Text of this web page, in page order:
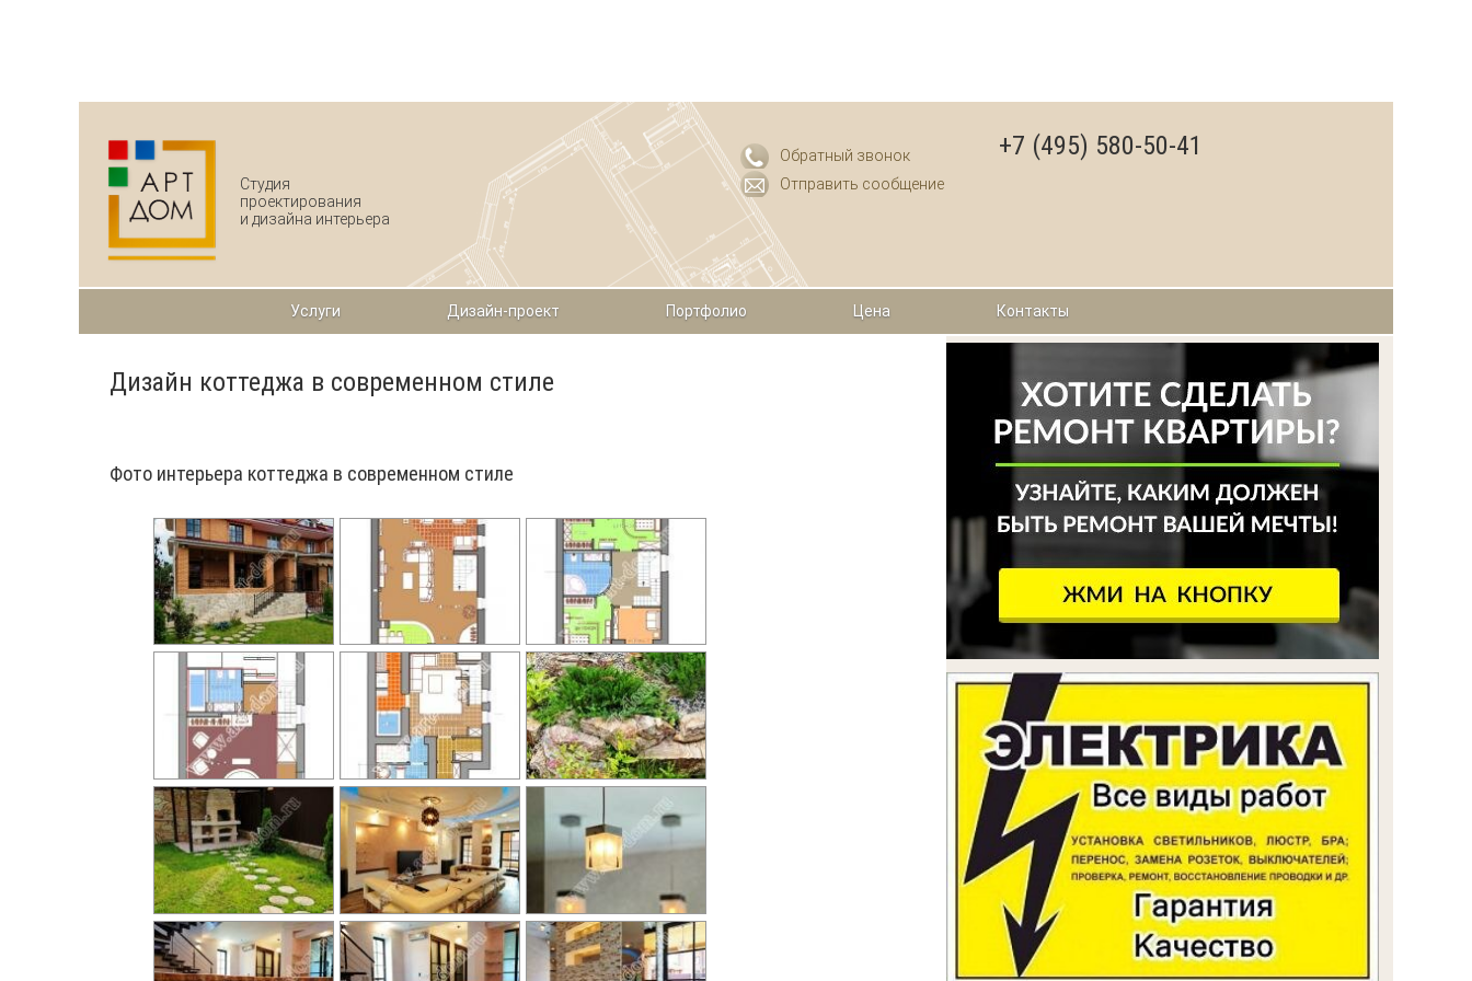
Студия
проектирования
и дизайна интерьера
Обратный звонок
Отправить сообщение
+7 (495) 580-50-41
Услуги Дизайн-проект Портфолио Цена Контакты
Дизайн коттеджа в современном стиле
Фото интерьера коттеджа в современном стиле